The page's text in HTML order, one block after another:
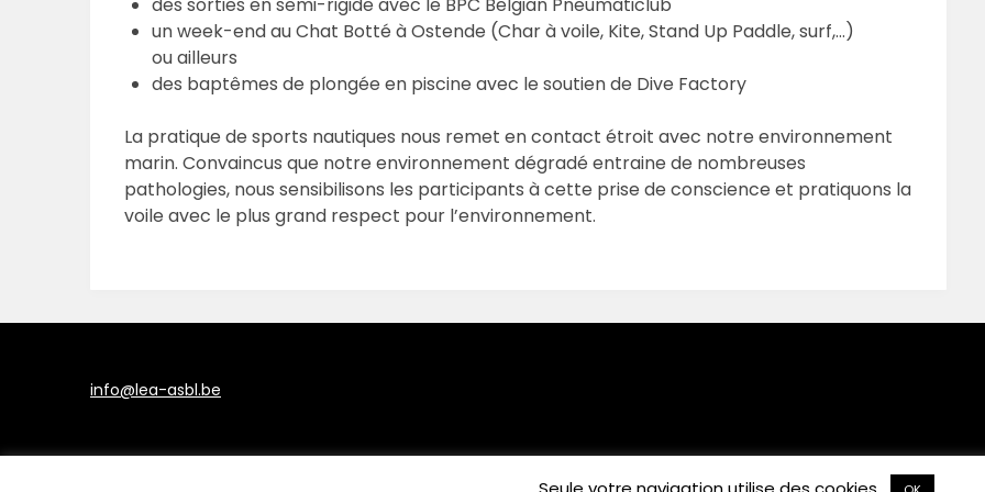
des sorties en semi-rigide avec le BPC Belgian Pneumaticlub
un week-end au Chat Botté à Ostende (Char à voile, Kite, Stand Up Paddle, surf,…)
ou ailleurs
des baptêmes de plongée en piscine avec le soutien de Dive Factory
La pratique de sports nautiques nous remet en contact étroit avec notre environnement
marin. Convaincus que notre environnement dégradé entraine de nombreuses
pathologies, nous sensibilisons les participants à cette prise de conscience et pratiquons la
voile avec le plus grand respect pour l’environnement.
info@lea-asbl.be